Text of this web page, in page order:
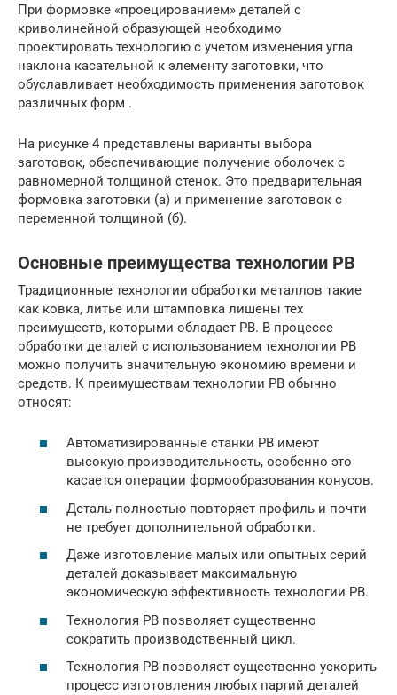
При формовке «проецированием» деталей с
криволинейной образующей необходимо
проектировать технологию с учетом изменения угла
наклона касательной к элементу заготовки, что
обуславливает необходимость применения заготовок
различных форм .
На рисунке 4 представлены варианты выбора
заготовок, обеспечивающие получение оболочек с
равномерной толщиной стенок. Это предварительная
формовка заготовки (а) и применение заготовок с
переменной толщиной (б).
Основные преимущества технологии РВ
Традиционные технологии обработки металлов такие
как ковка, литье или штамповка лишены тех
преимуществ, которыми обладает РВ. В процессе
обработки деталей с использованием технологии РВ
можно получить значительную экономию времени и
средств. К преимуществам технологии РВ обычно
относят:
Автоматизированные станки РВ имеют
высокую производительность, особенно это
касается операции формообразования конусов.
Деталь полностью повторяет профиль и почти
не требует дополнительной обработки.
Даже изготовление малых или опытных серий
деталей доказывает максимальную
экономическую эффективность технологии РВ.
Технология РВ позволяет существенно
сократить производственный цикл.
Технология РВ позволяет существенно ускорить
процесс изготовления любых партий деталей